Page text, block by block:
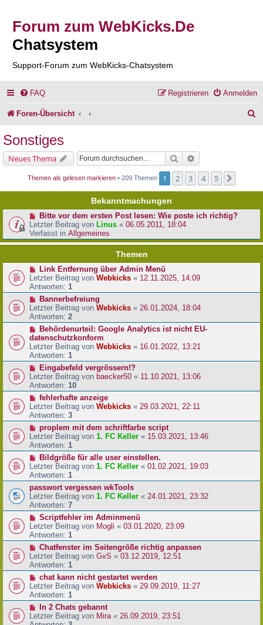
Forum zum WebKicks.De
Chatsystem
Support-Forum zum WebKicks-Chatsystem
FAQ Anmelden
Registrieren
Foren-Übersicht
Sonstiges
Neues Thema Suche
Themen als gelesen markieren • 209 Themen 1 2 3 4 5
Bekanntmachungen
Bitte vor dem ersten Post lesen: Wie poste ich richtig?
Letzter Beitrag von Linus « 06.05.2011, 18:04
Verfasst in Allgemeines
Themen
Link Entfernung über Admin Menü
Letzter Beitrag von Webkicks « 12.11.2025, 14:09
Antworten: 1
Bannerbefreiung
Letzter Beitrag von Webkicks « 26.01.2024, 18:04
Antworten: 2
Behördenurteil: Google Analytics ist nicht EU-
datenschutzkonform
Letzter Beitrag von Webkicks « 16.01.2022, 13:21
Antworten: 1
Eingabefeld vergrössern!?
Letzter Beitrag von baecker50 « 11.10.2021, 13:06
Antworten: 10
fehlerhafte anzeige
Letzter Beitrag von Webkicks « 29.03.2021, 22:11
Antworten: 3
proplem mit dem schriftfarbe script
Letzter Beitrag von 1. FC Keller « 15.03.2021, 13:46
Antworten: 1
Bildgröße für alle user einstellen.
Letzter Beitrag von 1. FC Keller « 01.02.2021, 19:03
Antworten: 1
passwort vergessen wkTools
Letzter Beitrag von 1. FC Keller « 24.01.2021, 23:32
Antworten: 7
Scriptfehler im Adminmenü
Letzter Beitrag von Mogli « 03.01.2020, 23:09
Antworten: 1
Chatfenster im Seitengröße richtig anpassen
Letzter Beitrag von GvS « 03.12.2019, 12:51
Antworten: 1
chat kann nicht gestartet werden
Letzter Beitrag von Webkicks « 29.09.2019, 11:27
Antworten: 1
In 2 Chats gebannt
Letzter Beitrag von Mira « 26.09.2019, 23:51